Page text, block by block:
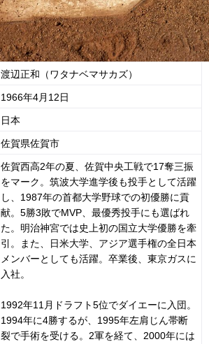
渡辺正和（ワタナベマサカズ）
1966年4月12日
日本
佐賀県佐賀市
佐賀西高2年の夏、佐賀中央工戦で17奪三振
をマーク。筑波大学進学後も投手として活躍
し、1987年の首都大学野球での初優勝に貢
献。5勝3敗でMVP、最優秀投手にも選ばれ
た。明治神宮では史上初の国立大学優勝を牽
引。また、日米大学、アジア選手権の全日本
メンバーとしても活躍。卒業後、東京ガスに
入社。
1992年11月ドラフト5位でダイエーに入団。
1994年に4勝するが、1995年左肩じん帯断
裂で手術を受ける。2軍を経て、2000年には